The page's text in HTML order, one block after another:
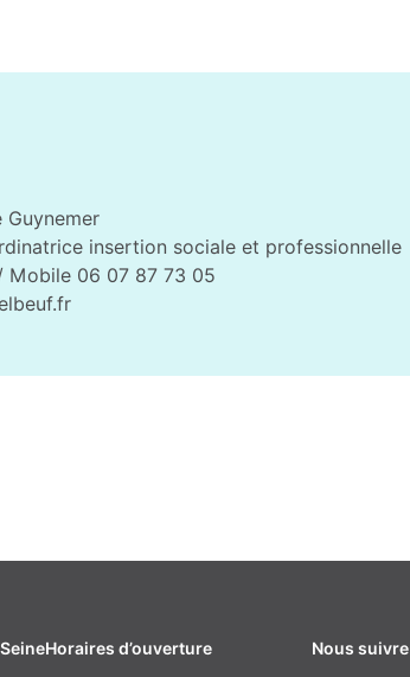
Guynemer
insertion sociale et professionnelle
Mobile 06 07 87 73 05
Horaires d’ouverture Nous suivre